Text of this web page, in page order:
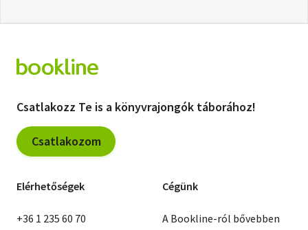
Csatlakozz Te is a könyvrajongók táborához!
Csatlakozom
Elérhetőségek
+36 1 235 60 70
Cégünk
A Bookline-ról bővebben